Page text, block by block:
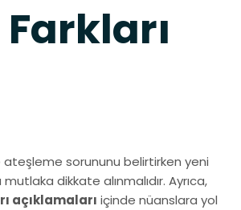
ateşleme sorununu belirtirken yeni
dikkate alınmalıdır. Ayrıca,
açıklamaları içinde nüanslara yol